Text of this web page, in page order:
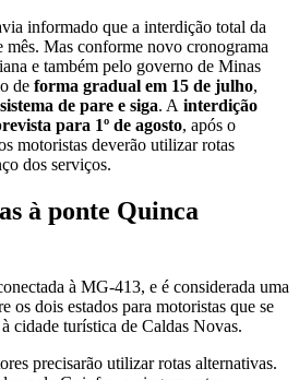
informado que a interdição total da
mês. Mas conforme novo cronograma
e também pelo governo de Minas
de forma gradual em 15 de julho,
sistema de pare e siga. A interdição
para 1º de agosto, após o
motoristas deverão utilizar rotas
dos serviços.
à ponte Quinca
à MG-413, e é considerada uma
os dois estados para motoristas que se
cidade turística de Caldas Novas.
precisarão utilizar rotas alternativas.